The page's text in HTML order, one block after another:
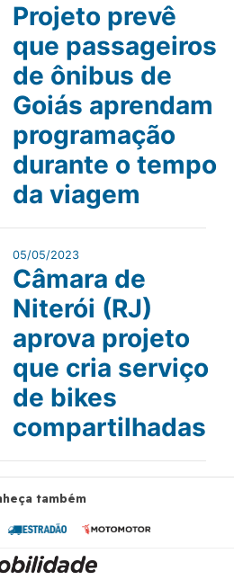
Projeto prevê
que passageiros
de ônibus de
Goiás aprendam
programação
durante o tempo
da viagem
05/05/2023
Câmara de
Niterói (RJ)
aprova projeto
que cria serviço
de bikes
compartilhadas
também